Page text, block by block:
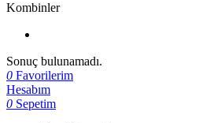
Kombinler
Sonuç bulunamadı.
0 Favorilerim
Hesabım
0 Sepetim